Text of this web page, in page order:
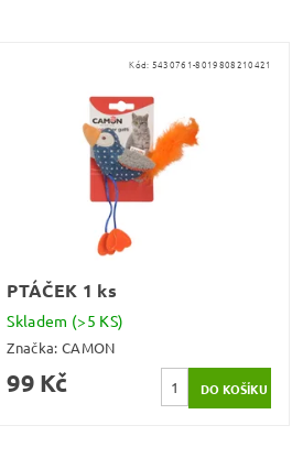
Kód: 5430761-8019808210421
PTÁČEK 1 ks
Skladem (>5 KS)
Značka:CAMON
99 Kč